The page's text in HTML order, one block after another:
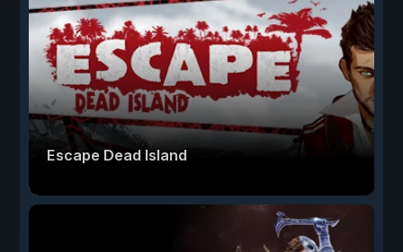
Escape Dead Island